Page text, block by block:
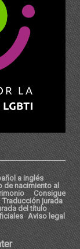
a inglés
nacimiento al
Consigue
Traducción jurada
del título
Aviso legal